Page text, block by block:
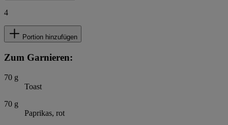
4
Portion hinzufügen
Zum Garnieren:
70 g
Toast
70 g
Paprikas, rot